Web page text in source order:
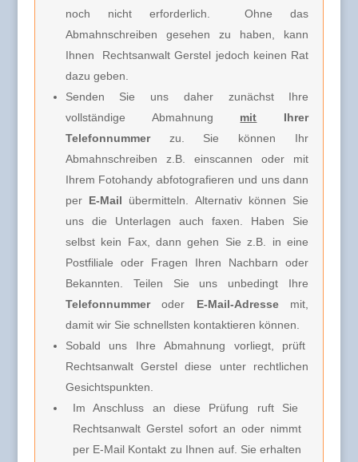
noch nicht erforderlich.
Ohne das
Abmahnschreiben gesehen zu haben, kann
Ihnen Rechtsanwalt Gerstel jedoch keinen Rat
dazu geben.
Senden Sie uns daher zunächst Ihre
vollständige Abmahnung mit Ihrer
Telefonnummerzu. Sie können Ihr
Abmahnschreiben z.B. einscannen oder mit
Ihrem Fotohandy abfotografieren und uns dann
per E-Mail übermitteln. Alternativ können Sie
uns die Unterlagen auch faxen. Haben Sie
selbst kein Fax, dann gehen Sie z.B. in eine
Postfiliale oder Fragen Ihren Nachbarn oder
Bekannten. Teilen Sie uns unbedingt Ihre
Telefonnummeroder E-Mail-Adressemit,
damit wir Sie schnellsten kontaktieren können.
Sobald uns Ihre Abmahnung vorliegt, prüft
Rechtsanwalt Gerstel diese unter rechtlichen
Gesichtspunkten.
Im Anschluss an diese Prüfung ruft Sie
Rechtsanwalt Gerstel sofort an oder nimmt
per E-Mail Kontakt zu Ihnen auf. Sie erhalten